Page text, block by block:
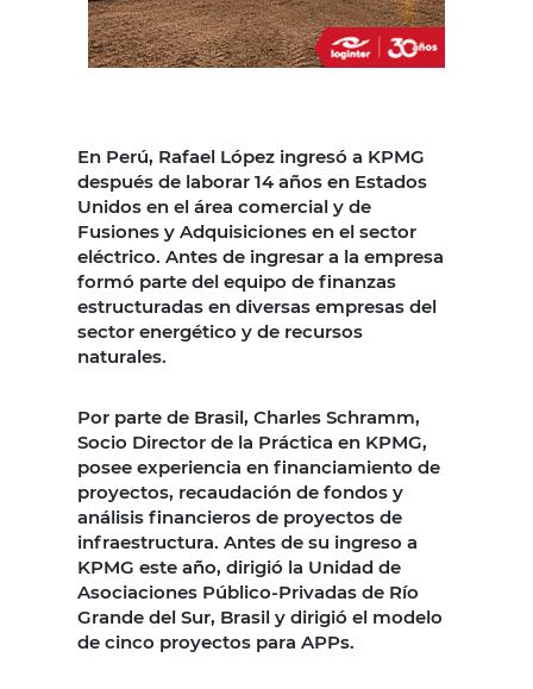
En Perú, Rafael López ingresó a KPMG
después de laborar 14 años en Estados
Unidos en el área comercial y de
Fusiones y Adquisiciones en el sector
eléctrico. Antes de ingresar a la empresa
formó parte del equipo de finanzas
estructuradas en diversas empresas del
sector energético y de recursos
naturales.
Por parte de Brasil, Charles Schramm,
Socio Director de la Práctica en KPMG,
posee experiencia en financiamiento de
proyectos, recaudación de fondos y
análisis financieros de proyectos de
infraestructura. Antes de su ingreso a
KPMG este año, dirigió la Unidad de
Asociaciones Público-Privadas de Río
Grande del Sur, Brasil y dirigió el modelo
de cinco proyectos para APPs.